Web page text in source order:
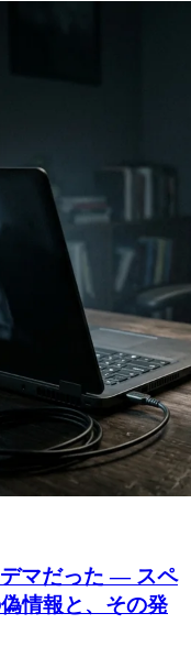
マだった ― スペ
情報と、その発